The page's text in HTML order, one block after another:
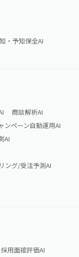
・予知保全AI
商談解析AI
ンペーン自動運用AI
AI
ング/受注予測AI
採用面接評価AI